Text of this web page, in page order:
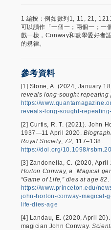
1 編按：例如數列1, 11, 21,
可以讀作「一個一；兩個一；
戲一樣，Conway和數學愛好者
的規律。
參考資料
[1] Stone, A. (2024, January
reveals long-sought repeating
https://
reveals-long-sought-
[2] Curtis, R. T. (2021). John
1937—11 April 2020.
Royal Society, 72 , 117–138.
https://doi.org/10.1098/
[3] Zandonella, C. (2020,
Horton Conway, a “Magical
“Game of Life,” dies at age 82
https://www.princeton.edu/
john-horton-conway-magical-
life-dies-age
[4] Landau, E. (2020, April
magician John Conway.